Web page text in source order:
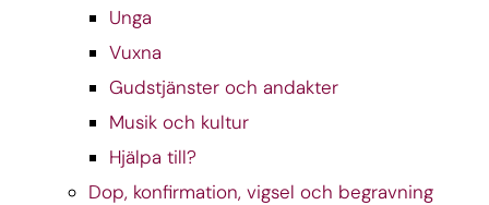
Unga
Vuxna
Gudstjänster och andakter
Musik och kultur
Hjälpa till?
Dop, konfirmation, vigsel och begravning